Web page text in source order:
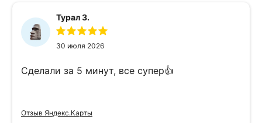
Турал З.
30 июля 2026
Сделали за 5 минут, все супер👍
Отзыв Яндекс.Карты